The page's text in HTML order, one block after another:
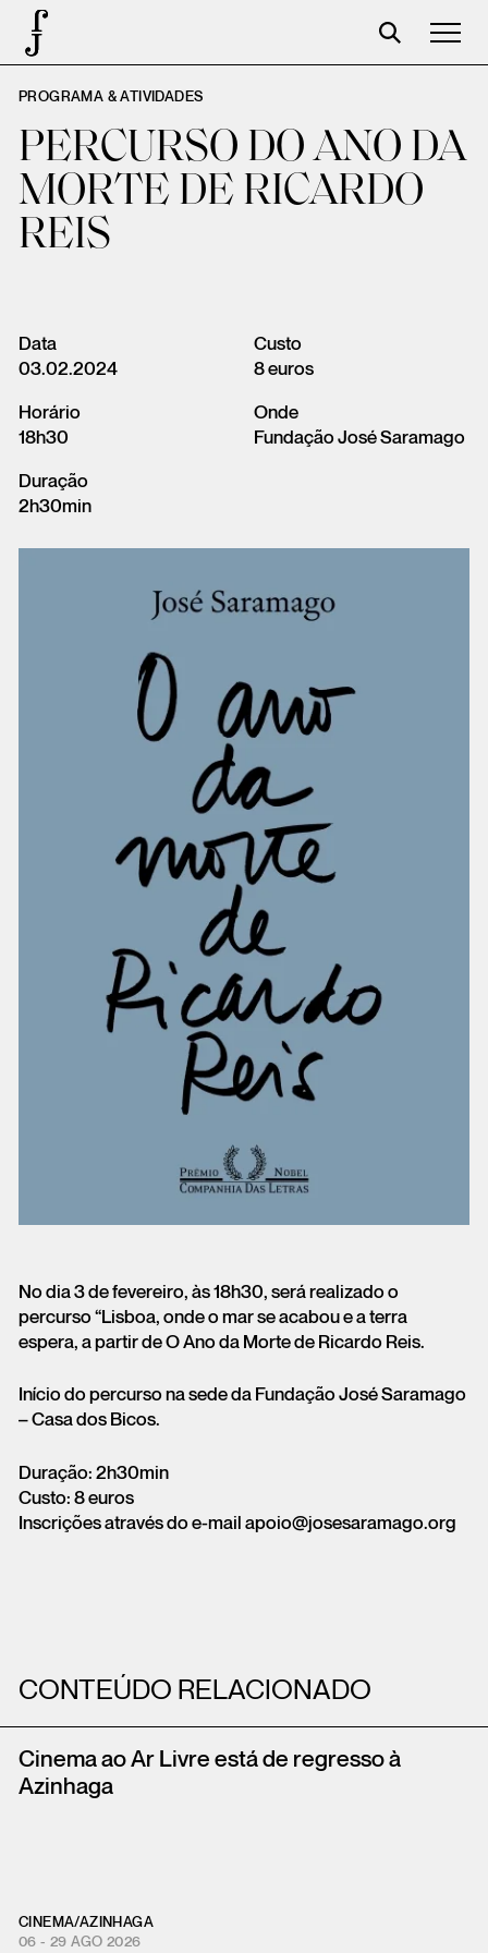
José Saramago
Programação
A Fundação
Parceiros
Loja
Carrinho
Login
PROGRAMA & ATIVIDADES
PERCURSO DO ANO DA
MORTE DE RICARDO
REIS
Data
03.02.2024
Horário
18h30
Duração
2h30min
Custo
8 euros
Onde
Fundação José Saramago
No dia 3 de fevereiro, às 18h30, será realizado o
percurso “Lisboa, onde o mar se acabou e a terra
espera, a partir de O Ano da Morte de Ricardo Reis.
Início do percurso na sede da Fundação José Saramago
– Casa dos Bicos.
Duração: 2h30min
Custo: 8 euros
Inscrições através do e-mail apoio@josesaramago.org
CONTEÚDO RELACIONADO
Cinema ao Ar Livre está de regresso à
Azinhaga
CINEMA/AZINHAGA
06 - 29 AGO 2026